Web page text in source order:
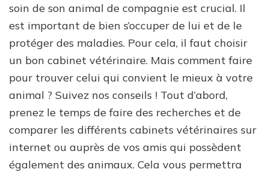
soin de son animal de compagnie est crucial. Il
est important de bien s’occuper de lui et de le
protéger des maladies. Pour cela, il faut choisir
un bon cabinet vétérinaire. Mais comment faire
pour trouver celui qui convient le mieux à votre
animal ? Suivez nos conseils ! Tout d’abord,
prenez le temps de faire des recherches et de
comparer les différents cabinets vétérinaires sur
internet ou auprès de vos amis qui possèdent
également des animaux. Cela vous permettra